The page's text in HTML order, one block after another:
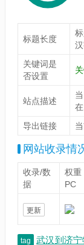
标题长度
汉
关键词是
否设置
站点描述
导出链接
网站收录情
收录/数
据
权重
PC
更新
tag 武汉到济